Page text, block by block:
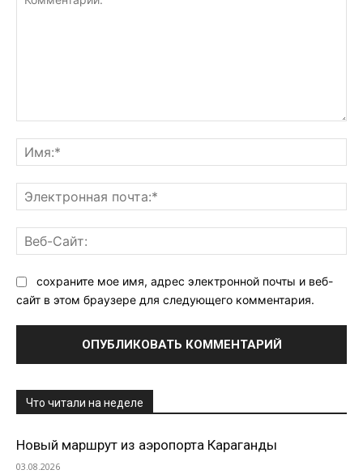
сохраните мое имя, адрес электронной почты и веб-
сайт в этом браузере для следующего комментария.
Что читали на неделе
Новый маршрут из аэропорта Караганды
03.08.2026